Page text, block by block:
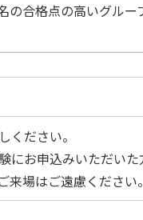
合格点の高いグルー
ください。
お申込みいただいた
場はご遠慮ください。